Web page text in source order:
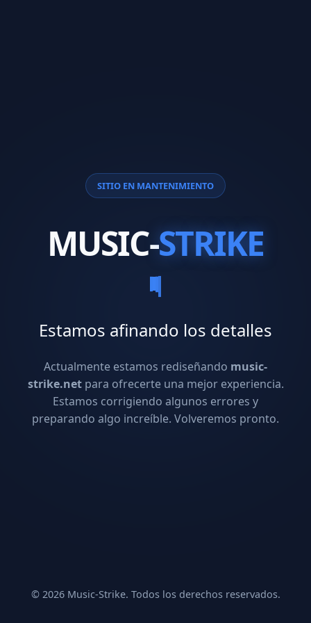
SITIO EN MANTENIMIENTO
MUSIC-STRIKE
Estamos afinando los detalles
Actualmente estamos rediseñando music-
strike.netpara ofrecerte una mejor experiencia.
Estamos corrigiendo algunos errores y
preparando algo increíble. Volveremos pronto.
© 2026 Music-Strike. Todos los derechos reservados.